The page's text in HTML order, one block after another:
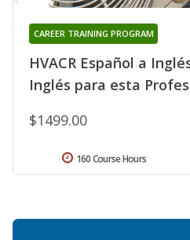
HVACR Español a
Inglés para esta
CAREER TRAINING PROGRAM
$1499.00
160 Course Hours